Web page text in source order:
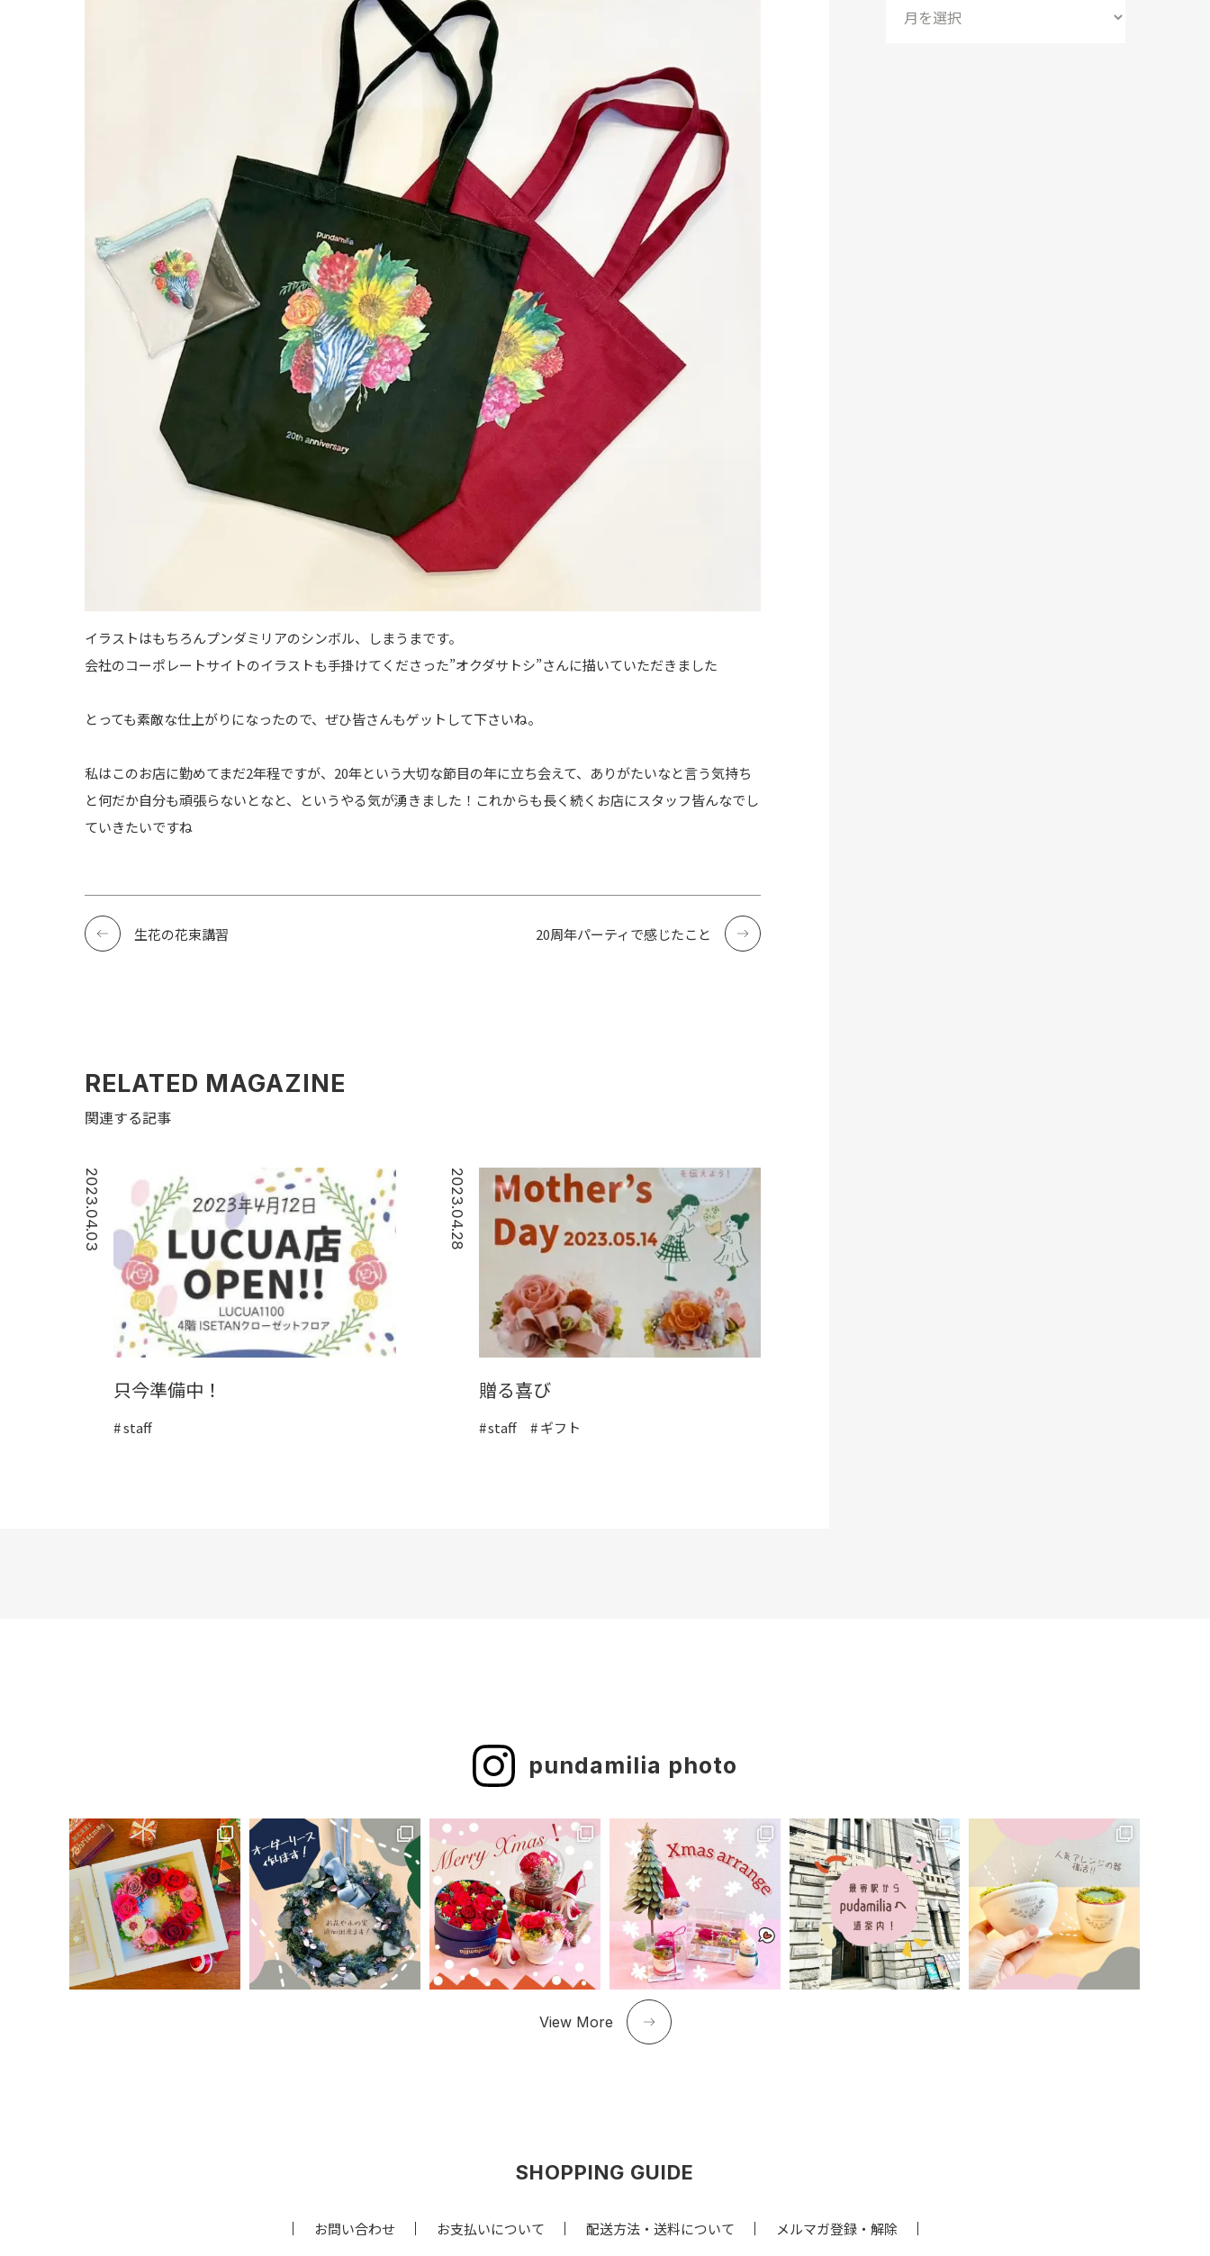
イラストはもちろんプンダミリアのシンボル、しまうまです。
会社のコーポレートサイトのイラストも手掛けてくださった”オクダサトシ”さんに描いていただきました
とっても素敵な仕上がりになったので、ぜひ皆さんもゲットして下さいね。
私はこのお店に勤めてまだ2年程ですが、20年という大切な節目の年に立ち会えて、ありがたいなと言う気持ち
と何だか自分も頑張らないとなと、というやる気が湧きました！これからも長く続くお店にスタッフ皆んなでし
ていきたいですね
生花の花束講習 20周年パーティで感じたこと
RELATED MAGAZINE
関連する記事
2023.04.03
只今準備中！
staff
2023.04.28
贈る喜び
staff ギフト
pundamilia photo
View More
SHOPPING GUIDE
お問い合わせ お支払いについて 配送方法・送料について メルマガ登録・解除